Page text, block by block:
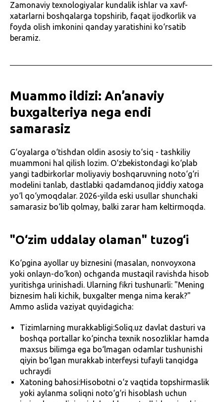
Zamonaviy texnologiyalar kundalik ishlar va xavf-
xatarlarni boshqalarga topshirib, faqat ijodkorlik va
foyda olish imkonini qanday yaratishini ko‘rsatib
beramiz.
Muammo ildizi: An’anaviy
buxgalteriya nega endi
samarasiz
G‘oyalarga o‘tishdan oldin asosiy to‘siq - tashkiliy
muammoni hal qilish lozim. O‘zbekistondagi ko‘plab
yangi tadbirkorlar moliyaviy boshqaruvning noto‘g‘ri
modelini tanlab, dastlabki qadamdanoq jiddiy xatoga
yo‘l qo‘ymoqdalar. 2026-yilda eski usullar shunchaki
samarasiz bo‘lib qolmay, balki zarar ham keltirmoqda.
"O‘zim uddalay olaman" tuzog‘i
Ko‘pgina ayollar uy biznesini (masalan, nonvoyxona
yoki onlayn-do‘kon) ochganda mustaqil ravishda hisob
yuritishga urinishadi. Ularning fikri tushunarli: "Mening
biznesim hali kichik, buxgalter menga nima kerak?"
Ammo aslida vaziyat quyidagicha:
Tizimlarning murakkabligi:Soliq.uz davlat dasturi va
boshqa portallar ko‘pincha texnik nosozliklar hamda
maxsus bilimga ega bo‘lmagan odamlar tushunishi
qiyin bo‘lgan murakkab interfeysi tufayli tanqidga
uchraydi
Xatoning bahosi:Hisobotni o‘z vaqtida topshirmaslik
yoki aylanma soliqni noto‘g‘ri hisoblash uchun